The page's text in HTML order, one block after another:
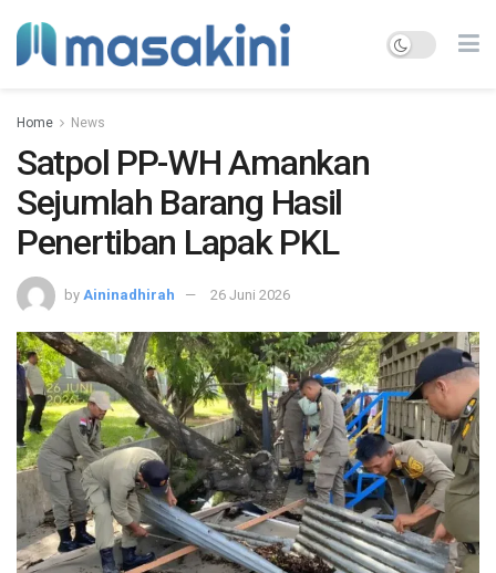
Home News
Satpol PP-WH Amankan
Sejumlah Barang Hasil
Penertiban Lapak PKL
by Aininadhirah 26 Juni 2026